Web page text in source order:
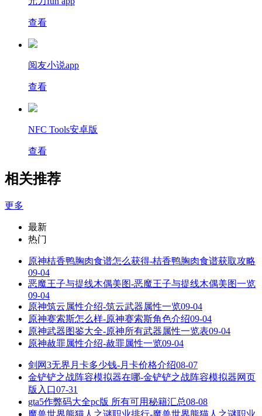
查看
阅友小说app
查看
NFC Tools安卓版
查看
相关推荐
更多
最新
热门
原神桔香鸭胸肉食谱怎么获得-桔香鸭胸肉食谱获取攻略
09-04
恶魔王子与提线木偶美图-恶魔王子与提线木偶美图一览
09-04
原神筑云属性介绍-筑云武器属性一览09-04
原神赛索斯怎么样-原神赛索斯角色介绍09-04
原神武器图鉴大全-原神所有武器属性一览表09-04
原神赦罪属性介绍-赦罪属性一览09-04
剑网3无界月卡多少钱-月卡价格介绍08-07
金铲铲之战阵容模拟器在哪-金铲铲之战阵容模拟器网页
版入口07-31
gta5作弊码大全pc版 所有可用秘籍汇总08-08